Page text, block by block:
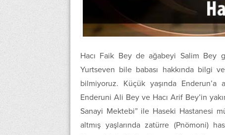
Hacı Faik Bey de ağabeyi Salim Bey
Yurtseven bile babası hakkında bilgi
bilmiyoruz. Küçük yaşında Enderun’a
Enderuni Ali Bey ve Hacı Arif Bey’in
Sanayi Mektebi” ile Haseki Hastanesi
altmış yaşlarında zatürre (Pnömoni)